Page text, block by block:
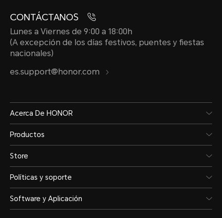
CONTÁCTANOS
Lunes a Viernes de 9:00 a 18:00h
(A excepción de los días festivos, puentes y fiestas
nacionales)
es.support@honor.com
Acerca De HONOR
Productos
Store
Políticas y soporte
Software y Aplicación